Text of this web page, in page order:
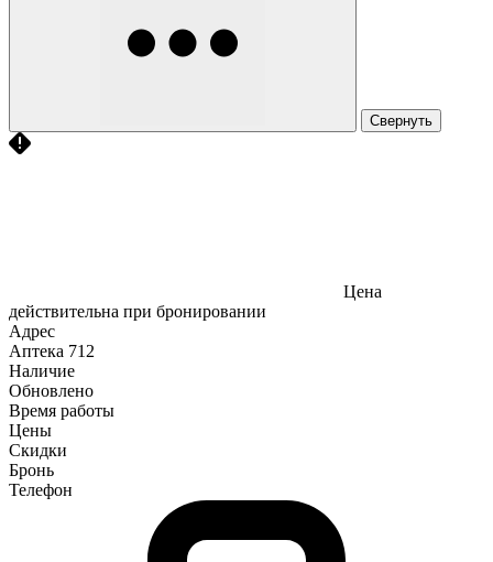
Свернуть
Цена
действительна при бронировании
Адрес
Аптека 712
Наличие
Обновлено
Время работы
Цены
Скидки
Бронь
Телефон